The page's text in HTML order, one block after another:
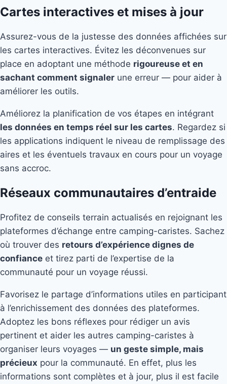
Cartes interactives et mises à jour
Assurez-vous de la justesse des données affichées sur
les cartes interactives. Évitez les déconvenues sur
place en adoptant une méthode rigoureuse et en
sachant comment signaler une erreur — pour aider à
améliorer les outils.
Améliorez la planification de vos étapes en intégrant
les données en temps réel sur les cartes. Regardez si
les applications indiquent le niveau de remplissage des
aires et les éventuels travaux en cours pour un voyage
sans accroc.
Réseaux communautaires d’entraide
Profitez de conseils terrain actualisés en rejoignant les
plateformes d’échange entre camping-caristes. Sachez
où trouver des retours d’expérience dignes de
confiance et tirez parti de l’expertise de la
communauté pour un voyage réussi.
Favorisez le partage d’informations utiles en participant
à l’enrichissement des données des plateformes.
Adoptez les bons réflexes pour rédiger un avis
pertinent et aider les autres camping-caristes à
organiser leurs voyages — un geste simple, mais
précieux pour la communauté. En effet, plus les
informations sont complètes et à jour, plus il est facile